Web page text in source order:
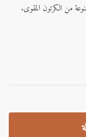
من الكرتون المقوى.